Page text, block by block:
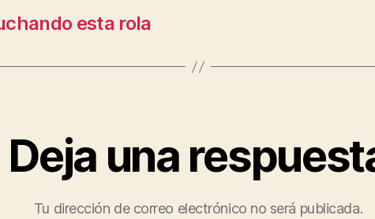
esta rola
Deja una
Tu dirección de correo electrónico no será publicada.